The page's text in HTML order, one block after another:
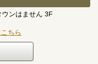
ンはません 3F
ちら